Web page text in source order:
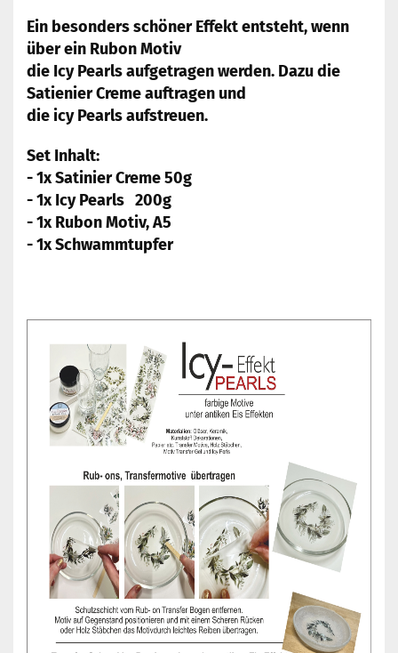
Ein besonders schöner Effekt entsteht, wenn
über ein Rubon Motiv
die Icy Pearls aufgetragen werden. Dazu die
Satienier Creme auftragen und
die icy Pearls aufstreuen.
Set Inhalt:
- 1x Satinier Creme 50g
- 1x Icy Pearls 200g
- 1x Rubon Motiv, A5
- 1x Schwammtupfer